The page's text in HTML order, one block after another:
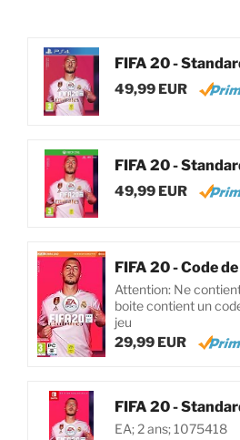
FIFA 20 -
49,99 EUR
FIFA 20 -
49,99 EUR
Attention: Ne
boite contient un
jeu
29,99 EUR
FIFA 20 -
EA; 2 ans; 1075418